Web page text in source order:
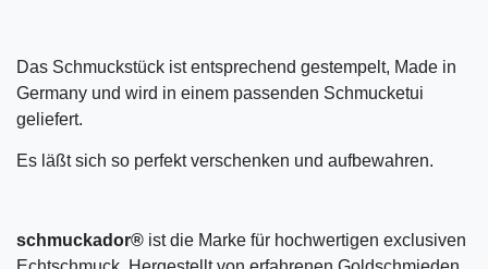
Das Schmuckstück ist entsprechend gestempelt, Made in
Germany und wird in einem passenden Schmucketui
geliefert.
Es läßt sich so perfekt verschenken und aufbewahren.
schmuckador® ist die Marke für hochwertigen exclusiven